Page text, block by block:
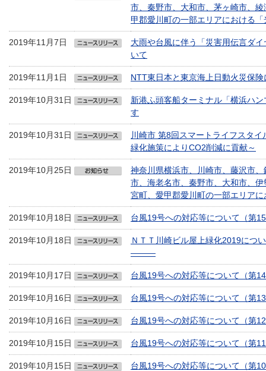
市、秦野市、大和市、茅ヶ崎市、
甲郡愛川町の一部エリアにおける
2019年11月7日
大雨や台風に伴う「災害用伝言ダ
いて
2019年11月1日 NTT東日本と東京海上日動火災保
2019年10月31日
新港ふ頭客船ターミナル「横浜ハ
す
2019年10月31日
川崎市 第8回スマートライフスタ
緑化施策によりCO2削減に貢献～
2019年10月25日
神奈川県横浜市、川崎市、藤沢市
市、海老名市、秦野市、大和市、
宮町、愛甲郡愛川町の一部エリア
2019年10月18日 台風19号への対応等について（第
2019年10月18日
ＮＴＴ川崎ビル屋上緑化2019に
―――
2019年10月17日 台風19号への対応等について（第
2019年10月16日 台風19号への対応等について（第
2019年10月16日 台風19号への対応等について（第
2019年10月15日 台風19号への対応等について（第
2019年10月15日 台風19号への対応等について（第